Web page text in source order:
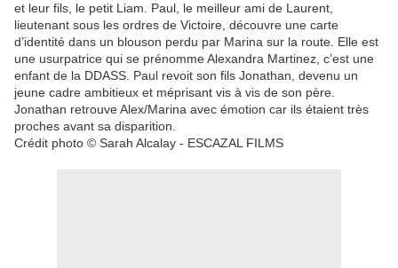
et leur fils, le petit Liam. Paul, le meilleur ami de Laurent,
lieutenant sous les ordres de Victoire, découvre une carte
d’identité dans un blouson perdu par Marina sur la route. Elle est
une usurpatrice qui se prénomme Alexandra Martinez, c’est une
enfant de la DDASS. Paul revoit son fils Jonathan, devenu un
jeune cadre ambitieux et méprisant vis à vis de son père.
Jonathan retrouve Alex/Marina avec émotion car ils étaient très
proches avant sa disparition.
Crédit photo © Sarah Alcalay - ESCAZAL FILMS